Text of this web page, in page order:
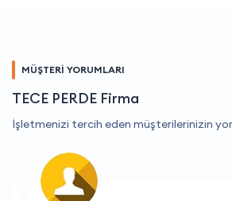
MÜŞTERİ YORUMLARI
TECE PERDE Firma
İşletmenizi tercih eden müşterilerinizin